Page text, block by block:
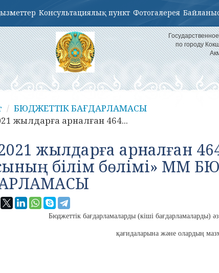
Консультациялық пункт Фотогалерея
по городу
БЮДЖЕТТІК БАҒДАРЛАМАСЫ
жылдарға арналған 464...
жылдарға арналған
білім бөлімі» ММ
Бюджеттік бағдарламаларды (кіші бағдарламаларды)
қағидаларына және олардың